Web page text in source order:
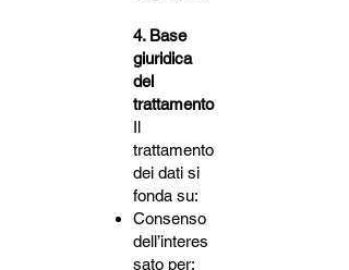
4. Base
giuridica
del
trattamento
Il
trattamento
dei dati si
fonda su:
Consenso
dell’interes
sato per: